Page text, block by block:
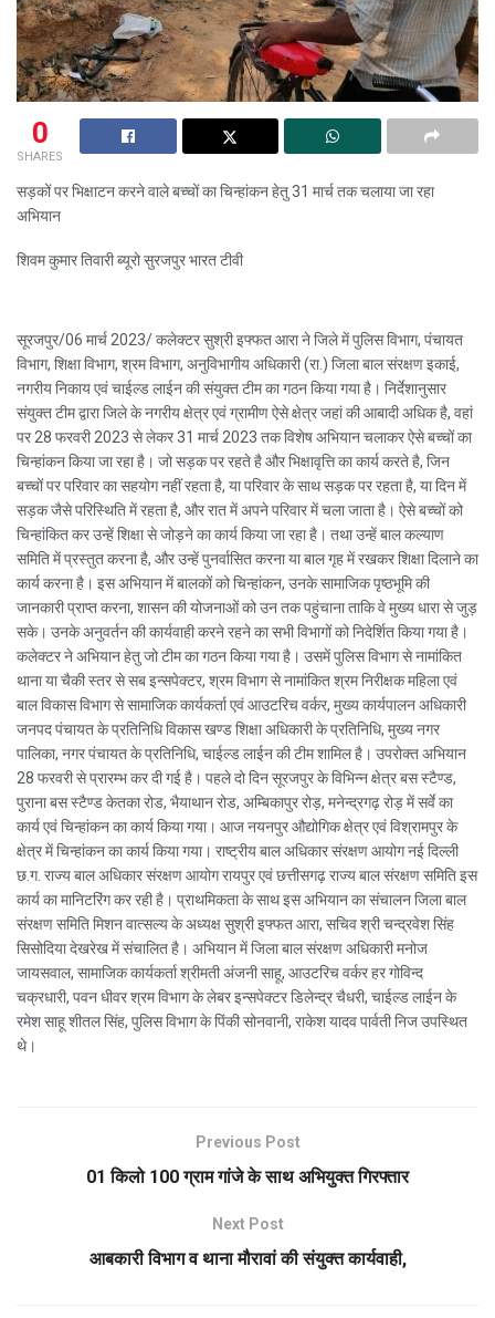
0
SHARES
सड़कों पर भिक्षाटन करने वाले बच्चों का चिन्हांकन हेतु 31 मार्च तक चलाया जा रहा
अभियान
शिवम कुमार तिवारी ब्यूरो सुरजपुर भारत टीवी
सूरजपुर/06 मार्च 2023/ कलेक्टर सुश्री इफ्फत आरा ने जिले में पुलिस विभाग, पंचायत
विभाग, शिक्षा विभाग, श्रम विभाग, अनुविभागीय अधिकारी (रा.) जिला बाल संरक्षण इकाई,
नगरीय निकाय एवं चाईल्ड लाईन की संयुक्त टीम का गठन किया गया है। निर्देशानुसार
संयुक्त टीम द्वारा जिले के नगरीय क्षेत्र एवं ग्रामीण ऐसे क्षेत्र जहां की आबादी अधिक है, वहां
पर 28 फरवरी 2023 से लेकर 31 मार्च 2023 तक विशेष अभियान चलाकर ऐसे बच्चों का
चिन्हांकन किया जा रहा है। जो सड़क पर रहते है और भिक्षावृत्ति का कार्य करते है, जिन
बच्चों पर परिवार का सहयोग नहीं रहता है, या परिवार के साथ सड़क पर रहता है, या दिन में
सड़क जैसे परिस्थिति में रहता है, और रात में अपने परिवार में चला जाता है। ऐसे बच्चों को
चिन्हांकित कर उन्हें शिक्षा से जोड़ने का कार्य किया जा रहा है। तथा उन्हें बाल कल्याण
समिति में प्रस्तुत करना है, और उन्हें पुनर्वासित करना या बाल गृह में रखकर शिक्षा दिलाने का
कार्य करना है। इस अभियान में बालकों को चिन्हांकन, उनके सामाजिक पृष्ठभूमि की
जानकारी प्राप्त करना, शासन की योजनाओं को उन तक पहुंचाना ताकि वे मुख्य धारा से जुड़
सके। उनके अनुवर्तन की कार्यवाही करने रहने का सभी विभागों को निदेर्शित किया गया है।
कलेक्टर ने अभियान हेतु जो टीम का गठन किया गया है। उसमें पुलिस विभाग से नामांकित
थाना या चैकी स्तर से सब इन्सपेक्टर, श्रम विभाग से नामांकित श्रम निरीक्षक महिला एवं
बाल विकास विभाग से सामाजिक कार्यकर्ता एवं आउटरिच वर्कर, मुख्य कार्यपालन अधिकारी
जनपद पंचायत के प्रतिनिधि विकास खण्ड शिक्षा अधिकारी के प्रतिनिधि, मुख्य नगर
पालिका, नगर पंचायत के प्रतिनिधि, चाईल्ड लाईन की टीम शामिल है। उपरोक्त अभियान
28 फरवरी से प्रारम्भ कर दी गई है। पहले दो दिन सूरजपुर के विभिन्न क्षेत्र बस स्टैण्ड,
पुराना बस स्टैण्ड केतका रोड, भैयाथान रोड, अम्बिकापुर रोड़, मनेन्द्रगढ़ रोड़ में सर्वे का
कार्य एवं चिन्हांकन का कार्य किया गया। आज नयनपुर औद्योगिक क्षेत्र एवं विश्रामपुर के
क्षेत्र में चिन्हांकन का कार्य किया गया। राष्ट्रीय बाल अधिकार संरक्षण आयोग नई दिल्ली
छ.ग. राज्य बाल अधिकार संरक्षण आयोग रायपुर एवं छत्तीसगढ़ राज्य बाल संरक्षण समिति इस
कार्य का मानिटरिंग कर रही है। प्राथमिकता के साथ इस अभियान का संचालन जिला बाल
संरक्षण समिति मिशन वात्सल्य के अध्यक्ष सुश्री इफ्फत आरा, सचिव श्री चन्द्रवेश सिंह
सिसोदिया देखरेख में संचालित है। अभियान में जिला बाल संरक्षण अधिकारी मनोज
जायसवाल, सामाजिक कार्यकर्ता श्रीमती अंजनी साहू, आउटरिच वर्कर हर गोविन्द
चक्रधारी, पवन धीवर श्रम विभाग के लेबर इन्सपेक्टर डिलेन्द्र चैधरी, चाईल्ड लाईन के
रमेश साहू शीतल सिंह, पुलिस विभाग के पिंकी सोनवानी, राकेश यादव पार्वती निज उपस्थित
थे।
Previous Post
01 किलो 100 ग्राम गांजे के साथ अभियुक्त गिरफ्तार
Next Post
आबकारी विभाग व थाना मौरावां की संयुक्त कार्यवाही,